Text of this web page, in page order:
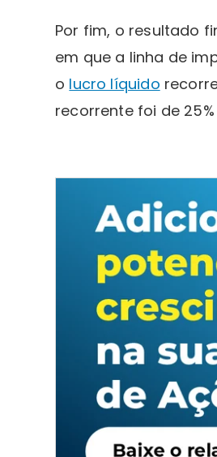
Por fim, o resultado
em que a linha de
o lucro líquido
recorrente foi de 25%